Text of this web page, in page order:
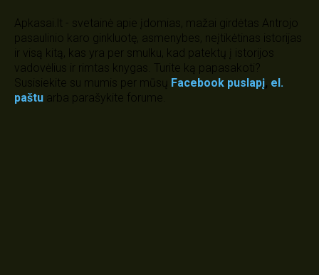
Apkasai.lt - svetainė apie įdomias, mažai girdėtas Antrojo
pasaulinio karo ginkluotę, asmenybes, neįtikėtinas istorijas
ir visą kitą, kas yra per smulku, kad patektų į istorijos
vadovėlius ir rimtas knygas. Turite ką papasakoti?
Susisiekite su mumis per mūsų Facebook puslapį, el.
paštu arba parašykite forume.